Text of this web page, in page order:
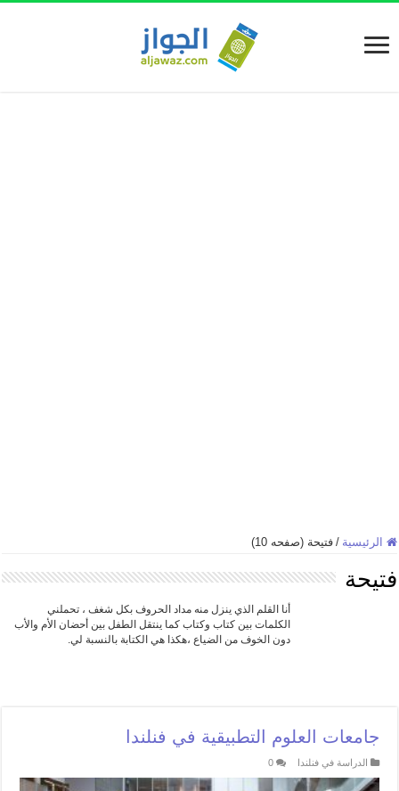
الرئيسية / فتيحة (صفحه 10)
فتيحة
أنا القلم الذي ينزل منه مداد الحروف بكل شغف ، تحملني
الكلمات بين كتاب وكتاب كما ينتقل الطفل بين أحضان الأم والأب
دون الخوف من الضياع ،هكذا هي الكتابة بالنسبة لي.
جامعات العلوم التطبيقية في فنلندا
الدراسة في فنلندا 0